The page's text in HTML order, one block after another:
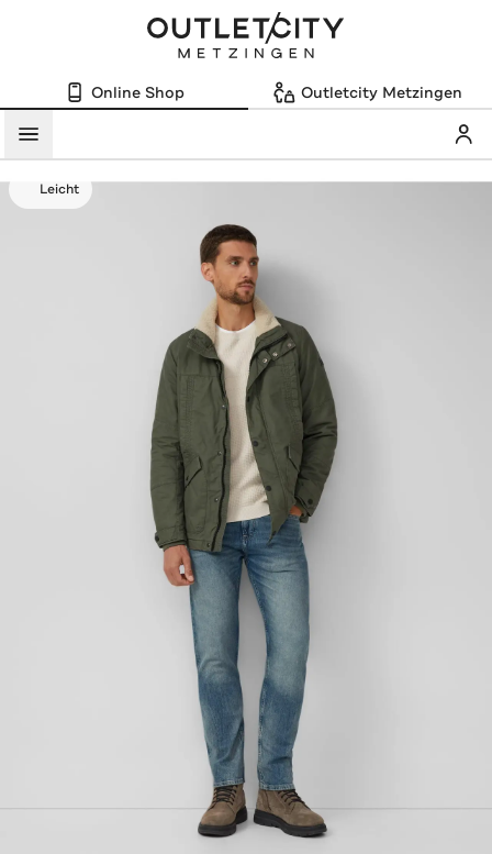
Online Shop Outletcity Metzingen
Menü
Leicht